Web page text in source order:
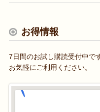
お得情報
7日間のお試し購読受付中です
お気軽にご利用ください。